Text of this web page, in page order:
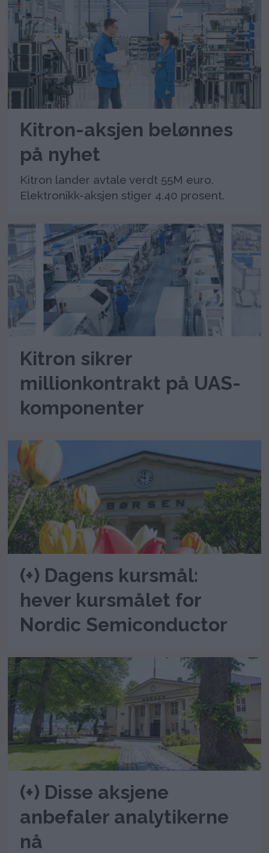
Kitron-aksjen belønnes
på nyhet
Kitron lander avtale verdt 55M euro.
Elektronikk-aksjen stiger 4,40 prosent.
Kitron sikrer
millionkontrakt på UAS-
komponenter
(+) Dagens kursmål:
hever kursmålet for
Nordic Semiconductor
(+) Disse aksjene
anbefaler analytikerne
nå